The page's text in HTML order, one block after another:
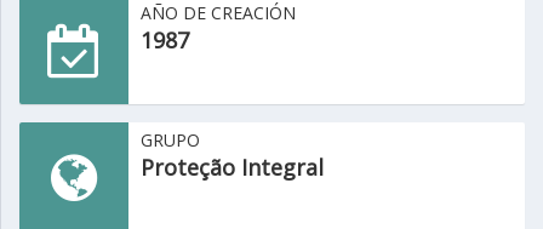
AÑO DE CREACIÓN
1987
GRUPO
Proteção Integral